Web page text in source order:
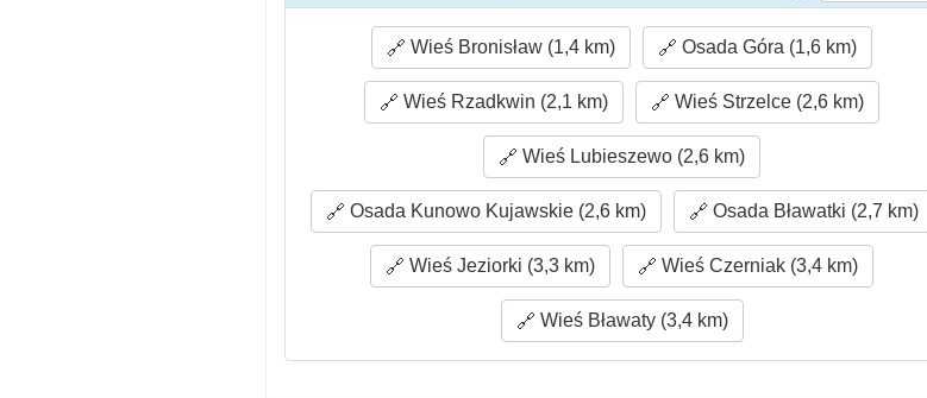
Wieś Bronisław (1,4 km) Osada Góra (1,6 km)
Wieś Rzadkwin (2,1 km) Wieś Strzelce (2,6 km)
Wieś Lubieszewo (2,6 km)
Osada Kunowo Kujawskie (2,6 km) Osada Bławatki (2,7 km)
Wieś Jeziorki (3,3 km) Wieś Czerniak (3,4 km)
Wieś Bławaty (3,4 km)